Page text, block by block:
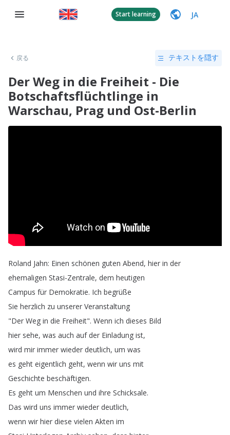
Start learning JA
戻る テキストを隠す
Der Weg in die Freiheit - Die
Botschaftsflüchtlinge in
Warschau, Prag und Ost-Berlin
Roland Jahn: Einen schönen guten Abend, hier in der
ehemaligen Stasi-Zentrale, dem heutigen
Campus für Demokratie. Ich begrüße
Sie herzlich zu unserer Veranstaltung
"Der Weg in die Freiheit". Wenn ich dieses Bild
hier sehe, was auch auf der Einladung ist,
wird mir immer wieder deutlich, um was
es geht eigentlich geht, wenn wir uns mit
Geschichte beschäftigen.
Es geht um Menschen und ihre Schicksale.
Das wird uns immer wieder deutlich,
wenn wir hier diese vielen Akten im